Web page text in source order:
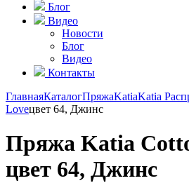
Блог
Видео
Новости
Блог
Видео
Контакты
ГлавнаяКаталогПряжаKatiaKatia
Loveцвет 64, Джинс
Пряжа Katia
цвет 64, Джинс